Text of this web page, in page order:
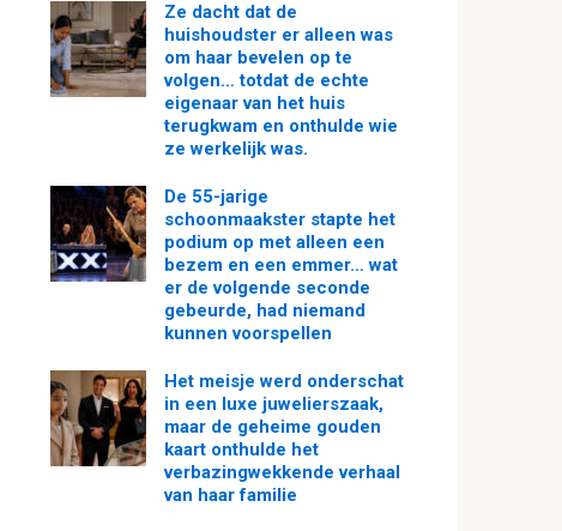
Ze dacht dat de
huishoudster er alleen was
om haar bevelen op te
volgen… totdat de echte
eigenaar van het huis
terugkwam en onthulde wie
ze werkelijk was.
De 55-jarige
schoonmaakster stapte het
podium op met alleen een
bezem en een emmer… wat
er de volgende seconde
gebeurde, had niemand
kunnen voorspellen
Het meisje werd onderschat
in een luxe juwelierszaak,
maar de geheime gouden
kaart onthulde het
verbazingwekkende verhaal
van haar familie